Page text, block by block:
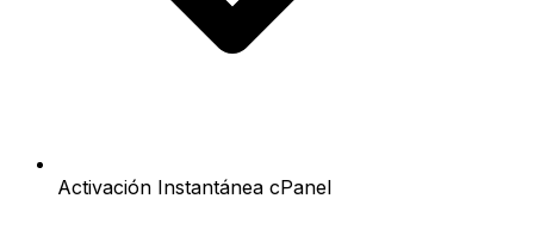
Activación Instantánea cPanel